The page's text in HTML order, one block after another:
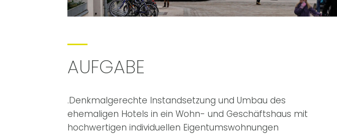
AUFGABE
.Denkmalgerechte Instandsetzung und Umbau des
ehemaligen Hotels in ein Wohn- und Geschäftshaus mit
hochwertigen individuellen Eigentumswohnungen